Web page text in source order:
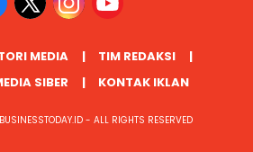
MEDIA
TIM REDAKSI
SIBER KONTAK IKLAN
- ALL RIGHTS RESERVED